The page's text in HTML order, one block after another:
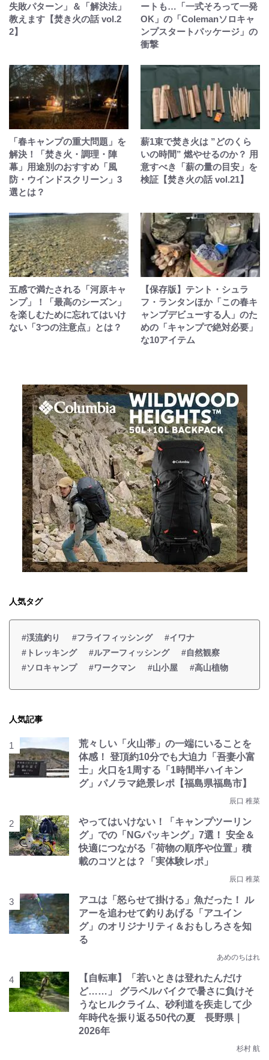
失敗パターン」＆「解決法」
教えます【焚き火の話 vol.2
2】
ートも…「一式そろって一発
OK」の「Colemanソロキャ
ンプスタートパッケージ」の
衝撃
「春キャンプの重大問題」を
解決！「焚き火・調理・陣
幕」用途別のおすすめ「風
防・ウインドスクリーン」3
選とは？
薪1束で焚き火は ”どのくら
いの時間” 燃やせるのか？ 用
意すべき「薪の量の目安」を
検証【焚き火の話 vol.21】
五感で満たされる「河原キャ
ンプ」！「最高のシーズン」
を楽しむために忘れてはいけ
ない「3つの注意点」とは？
【保存版】テント・シュラ
フ・ランタンほか「この春キ
ャンプデビューする人」のた
めの「キャンプで絶対必要」
な10アイテム
人気タグ
#渓流釣り #フライフィッシング
#イワナ
#トレッキング
#ルアーフィッシング
#自然観察
#ソロキャンプ
#ワークマン #山小屋 #高山植物
人気記事
荒々しい「火山帯」の一端にいることを
体感！ 登頂約10分でも大迫力「吾妻小富
士」火口を1周する「1時間半ハイキン
グ」パノラマ絶景レポ【福島県福島市】
辰口 稚菜
やってはいけない！「キャンプツーリン
グ」での「NGパッキング」7選！ 安全＆
快適につながる「荷物の順序や位置」積
載のコツとは？「実体験レポ」
辰口 稚菜
アユは「怒らせて掛ける」魚だった！ ル
アーを追わせて釣りあげる「アユイン
グ」のオリジナリティ＆おもしろさを知
る
あめのちはれ
【自転車】「若いときは登れたんだけ
ど……」 グラベルバイクで暑さに負けそ
うなヒルクライム、砂利道を疾走して少
年時代を振り返る50代の夏 長野県｜
2026年
杉村 航